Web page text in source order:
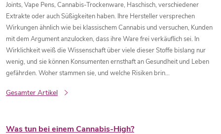
Joints, Vape Pens, Cannabis-Trockenware, Haschisch, verschiedener
Extrakte oder auch Süßigkeiten haben. Ihre Hersteller versprechen
Wirkungen ähnlich wie bei klassischem Cannabis und versuchen, Kunden
mit dem Argument anzulocken, dass ihre Ware frei verkäuflich sei. In
Wirklichkeit weiß die Wissenschaft über viele dieser Stoffe bislang nur
wenig, und sie können Konsumenten ernsthaft an Gesundheit und Leben
gefährden. Woher stammen sie, und welche Risiken brin...
Gesamter Artikel
Was tun bei einem Cannabis-High?